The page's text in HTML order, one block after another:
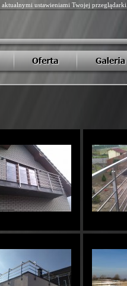
ustawieniami Twojej przeglądarki.